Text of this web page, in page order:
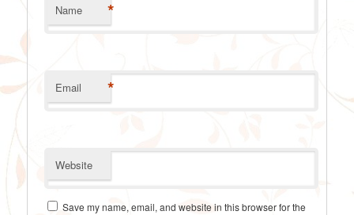
Name *
Email *
Website
Save my name, email, and website in this browser for the